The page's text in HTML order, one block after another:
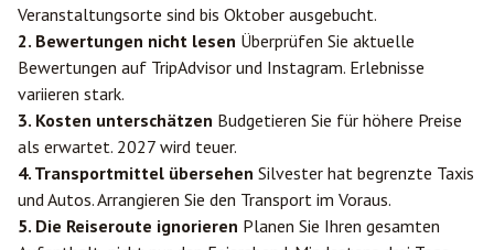
Veranstaltungsorte sind bis Oktober ausgebucht.
2. Bewertungen nicht lesen Überprüfen Sie aktuelle
Bewertungen auf TripAdvisor und Instagram. Erlebnisse
variieren stark.
3. Kosten unterschätzen Budgetieren Sie für höhere Preise
als erwartet. 2027 wird teuer.
4. Transportmittel übersehen Silvester hat begrenzte Taxis
und Autos. Arrangieren Sie den Transport im Voraus.
5. Die Reiseroute ignorieren Planen Sie Ihren gesamten